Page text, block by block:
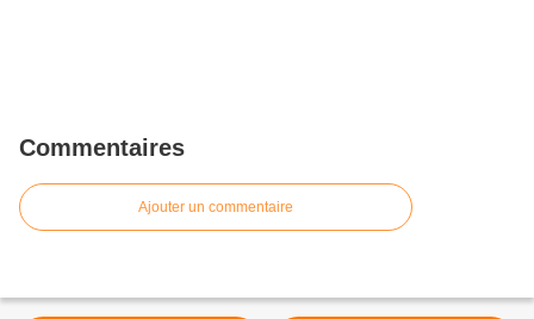
Commentaires
Ajouter un commentaire